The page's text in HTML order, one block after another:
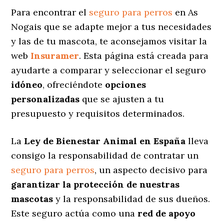
Para encontrar el seguro para perros en As
Nogais que se adapte mejor a tus necesidades
y las de tu mascota, te aconsejamos visitar la
web Insuramer. Esta página está creada para
ayudarte a comparar y seleccionar el seguro
idóneo, ofreciéndote opciones
personalizadas que se ajusten a tu
presupuesto y requisitos determinados.
La Ley de Bienestar Animal en España lleva
consigo la responsabilidad de contratar un
seguro para perros, un aspecto decisivo para
garantizar la protección de nuestras
mascotas y la responsabilidad de sus dueños.
Este seguro actúa como una red de apoyo